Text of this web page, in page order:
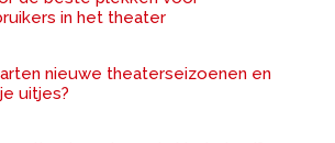
in het theater
nieuwe theaterseizoenen en
uitjes?